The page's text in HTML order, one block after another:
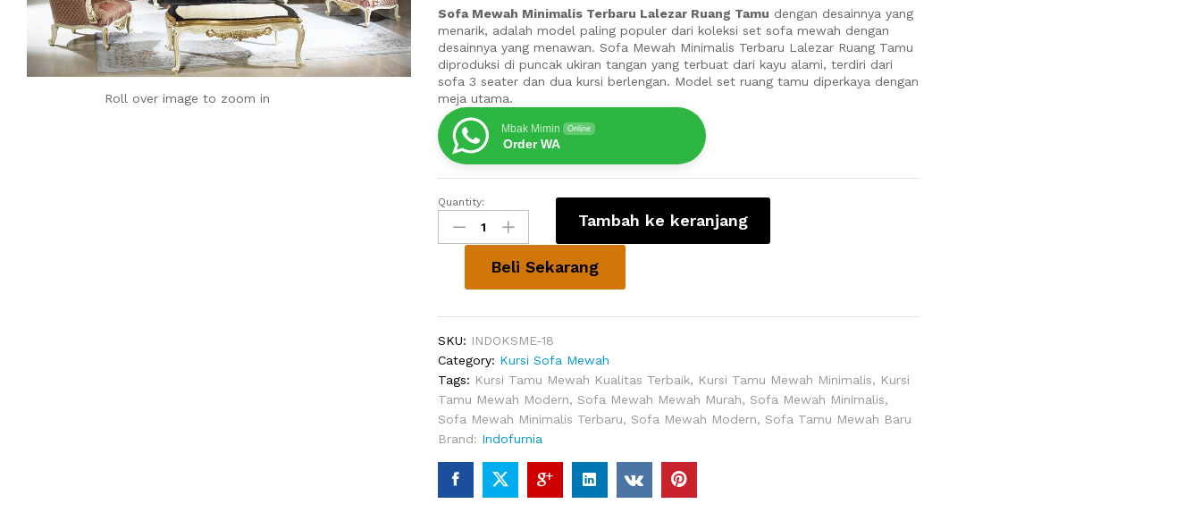
Roll over image to zoom in
Sofa Mewah Minimalis Terbaru Lalezar Ruang Tamu dengan desainnya yang
menarik, adalah model paling populer dari koleksi set sofa mewah dengan
desainnya yang menawan. Sofa Mewah Minimalis Terbaru Lalezar Ruang Tamu
diproduksi di puncak ukiran tangan yang terbuat dari kayu alami, terdiri dari
sofa 3 seater dan dua kursi berlengan. Model set ruang tamu diperkaya dengan
meja utama.
Mbak Mimin Online
Order WA
Sofa
Mewah
Minimalis
quantity
Quantity:
Tambah ke keranjang
Beli Sekarang
SKU: INDOKSME-18
Category: Kursi Sofa Mewah
Tags: Kursi Tamu Mewah Kualitas Terbaik, Kursi Tamu Mewah Minimalis, Kursi
Tamu Mewah Modern, Sofa Mewah Mewah Murah, Sofa Mewah Minimalis,
Sofa Mewah Minimalis Terbaru, Sofa Mewah Modern, Sofa Tamu Mewah Baru
Brand: Indofurnia